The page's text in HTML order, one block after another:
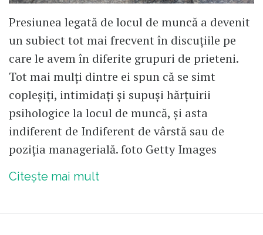
Presiunea legată de locul de muncă a devenit
un subiect tot mai frecvent în discuțiile pe
care le avem în diferite grupuri de prieteni.
Tot mai mulți dintre ei spun că se simt
copleșiți, intimidați și supuși hărțuirii
psihologice la locul de muncă, și asta
indiferent de Indiferent de vârstă sau de
poziția managerială. foto Getty Images
Citește mai mult